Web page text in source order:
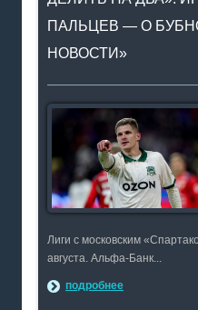
ПАЛЬЦЕВ — О
НОВОСТИ»
Лиги с московским
августа. Альфа-Банк...
подробнее